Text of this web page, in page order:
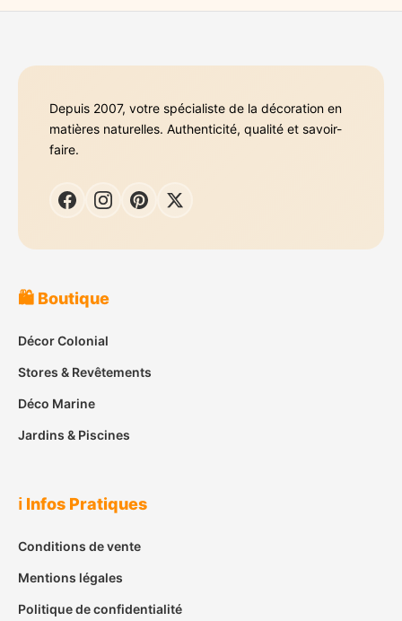
Depuis 2007, votre spécialiste de la décoration en
matières naturelles. Authenticité, qualité et savoir-
faire.
🛍️ Boutique
Décor Colonial
Stores & Revêtements
Déco Marine
Jardins & Piscines
ℹ️ Infos Pratiques
Conditions de vente
Mentions légales
Politique de confidentialité